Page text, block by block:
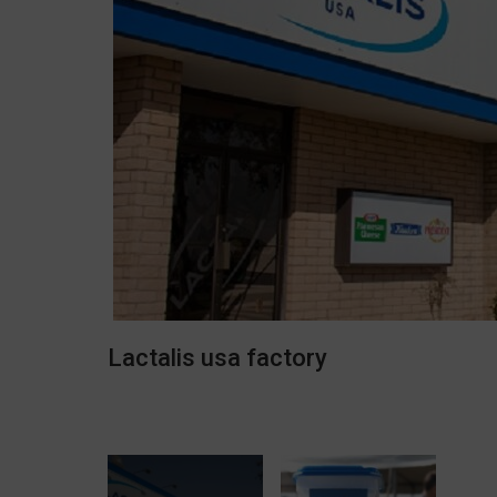
Lactalis usa factory